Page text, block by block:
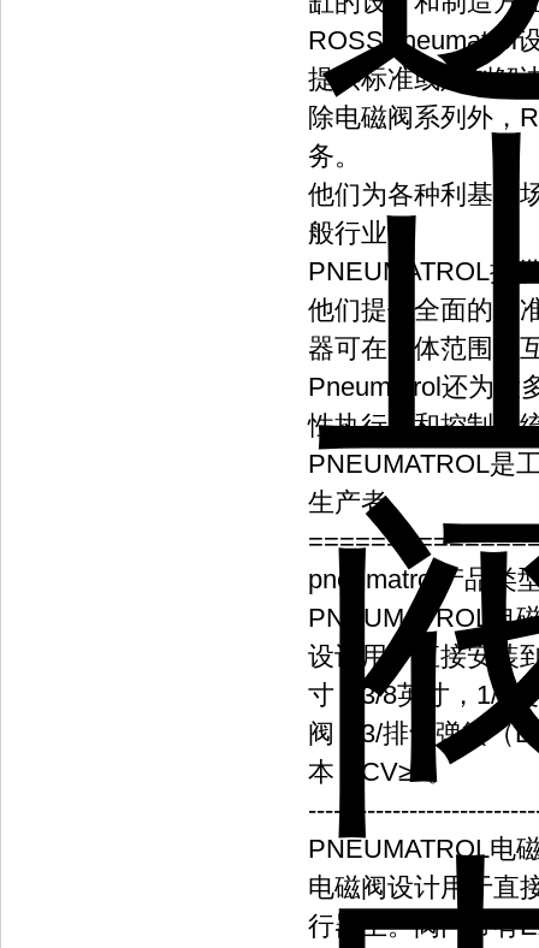
ROSSPneumatrol
提供标准或定制解
除电磁阀系列外，
务。
他们为各种利基市
般行业。
PNEUMATROL提
他们提供全面的标
器可在阀体范围内
Pneumatrol还为大
性执行器和控制系
PNEUMATROL是
生产者。
pneumatrol产品类
PNEUMATROL电
设计用于直接安装
寸，3/8英寸，1/4
阀，3/排气弹簧（
本，CV≥1。
PNEUMATROL电
电磁阀设计用于直
行器上。阀门带有